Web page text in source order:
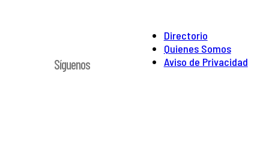
Directorio
Quienes Somos
Aviso de Privacidad
Síguenos